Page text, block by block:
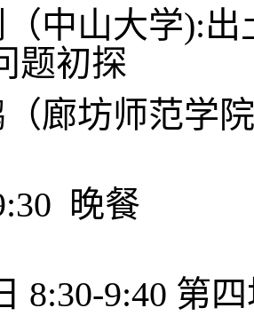
中山大学):
题初探
廊坊师范学
晚餐
8:30-9:40 第